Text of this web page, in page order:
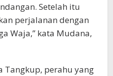
Setelah itu
perjalanan dengan
Waja,” kata Mudana,
Tangkup, perahu yang